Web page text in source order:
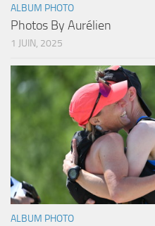
ALBUM PHOTO
Photos By Aurélien
1 JUIN, 2025
ALBUM PHOTO